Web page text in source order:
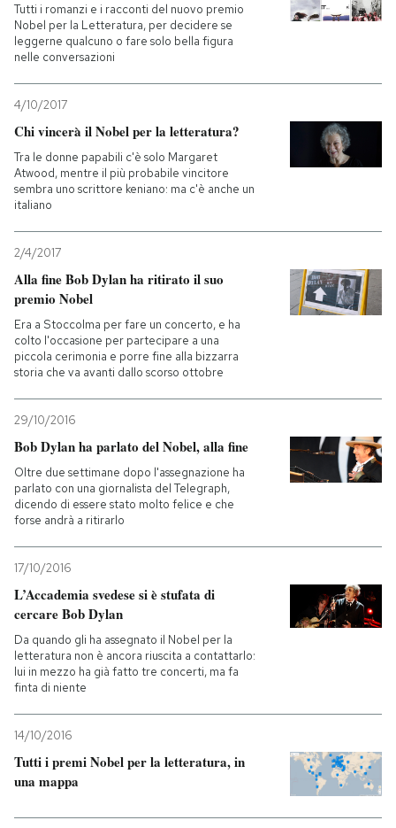
Tutti i romanzi e i racconti del nuovo premio
Nobel per la Letteratura, per decidere se
leggerne qualcuno o fare solo bella figura
nelle conversazioni
4/10/2017
Chi vincerà il Nobel per la letteratura?
Tra le donne papabili c'è solo Margaret
Atwood, mentre il più probabile vincitore
sembra uno scrittore keniano: ma c'è anche un
italiano
2/4/2017
Alla fine Bob Dylan ha ritirato il suo
premio Nobel
Era a Stoccolma per fare un concerto, e ha
colto l'occasione per partecipare a una
piccola cerimonia e porre fine alla bizzarra
storia che va avanti dallo scorso ottobre
29/10/2016
Bob Dylan ha parlato del Nobel, alla fine
Oltre due settimane dopo l'assegnazione ha
parlato con una giornalista del Telegraph,
dicendo di essere stato molto felice e che
forse andrà a ritirarlo
17/10/2016
L’Accademia svedese si è stufata di
cercare Bob Dylan
Da quando gli ha assegnato il Nobel per la
letteratura non è ancora riuscita a contattarlo:
lui in mezzo ha già fatto tre concerti, ma fa
finta di niente
14/10/2016
Tutti i premi Nobel per la letteratura, in
una mappa